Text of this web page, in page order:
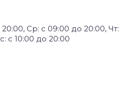
Ср: с 09:00 до 20:00, Чт:
с 10:00 до 20:00